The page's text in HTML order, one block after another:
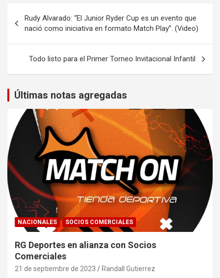
de
entradas
Rudy Alvarado: “El Junior Ryder Cup es un evento que
nació como iniciativa en formato Match Play”. (Video)
Todo listo para el Primer Torneo Invitacional Infantil
Últimas notas agregadas
NACIONALES SOCIOS COMERCIALES
RG Deportes en alianza con Socios
Comerciales
21 de septiembre de 2023 Randall Gutierrez